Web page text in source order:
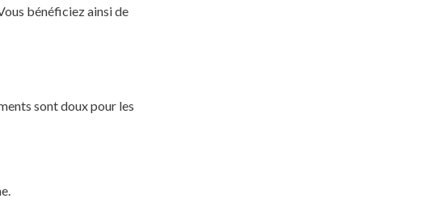
bénéficiez ainsi de
sont doux pour les